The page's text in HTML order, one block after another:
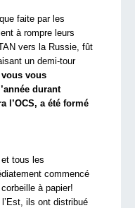
faite par les
à rompre leurs
vers la Russie, fût
un demi-tour
vous
durant
l’OCS, a été formé
tous les
commencé
à papier!
ils ont distribué